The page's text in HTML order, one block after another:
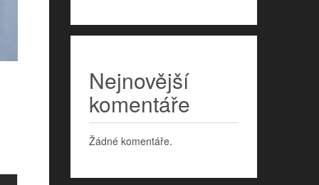
Nejnovější
komentáře
Žádné komentáře.